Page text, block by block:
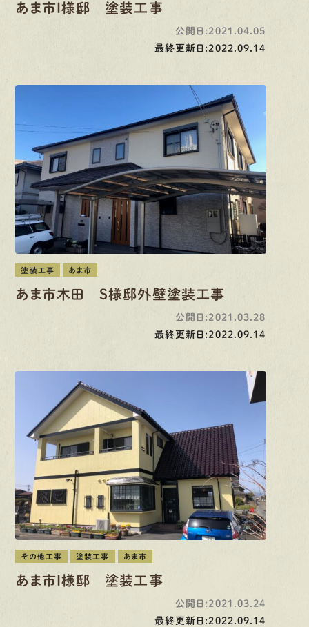
あま市Ｉ様邸 塗装工事
公開日:2021.04.05
最終更新日:2022.09.14
塗装工事 あま市
あま市木田 S様邸外壁塗装工事
公開日:2021.03.28
最終更新日:2022.09.14
その他工事 塗装工事 あま市
あま市I様邸 塗装工事
公開日:2021.03.24
最終更新日:2022.09.14